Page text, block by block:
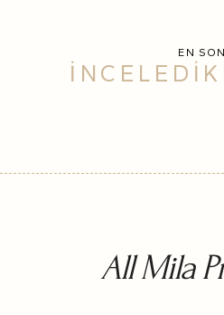
EN SON
All Mila